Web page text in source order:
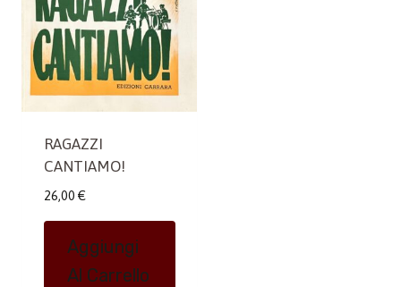
RAGAZZI
CANTIAMO!
26,00 €
Aggiungi
Al Carrello